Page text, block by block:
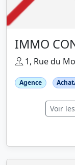
IMMO
1, Rue du
Agence
Voir